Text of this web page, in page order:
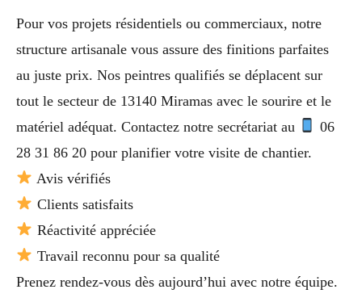
Pour vos projets résidentiels ou commerciaux, notre
structure artisanale vous assure des finitions parfaites
au juste prix. Nos peintres qualifiés se déplacent sur
tout le secteur de 13140 Miramas avec le sourire et le
matériel adéquat. Contactez notre secrétariat au
06
28 31 86 20 pour planifier votre visite de chantier.
Avis vérifiés
Clients satisfaits
Réactivité appréciée
Travail reconnu pour sa qualité
Prenez rendez-vous dès aujourd’hui avec notre équipe.